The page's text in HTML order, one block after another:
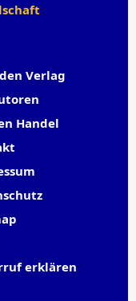
Verlag
Handel
erklären